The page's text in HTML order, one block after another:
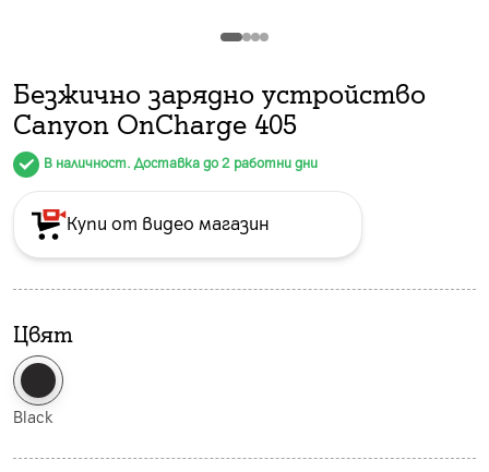
Безжично зарядно устройство
Canyon OnCharge 405
В наличност. Доставка до 2 работни дни
Купи от видео магазин
Цвят
Black